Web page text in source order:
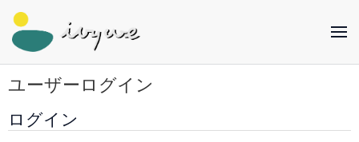
ユーザーログイン
ログイン